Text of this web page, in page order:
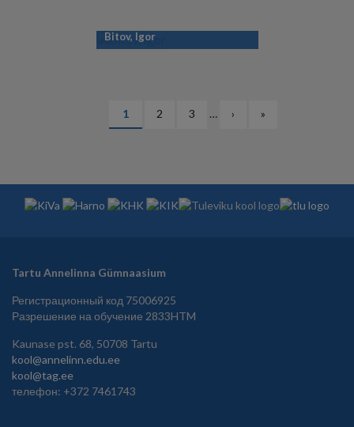
Bitov, Igor
Текущая
страница
1 Страница
2 Страница
3 …
Следующая
›
Последняя
»
Tartu Annelinna Gümnaasium
Регистрационный код 75006925
Разрешение на обучение 2833HTM
Kaunase pst. 68, 50708 Tartu
kool@annelinn.edu.ee
kool@tag.ee
телефон: +372 7461743